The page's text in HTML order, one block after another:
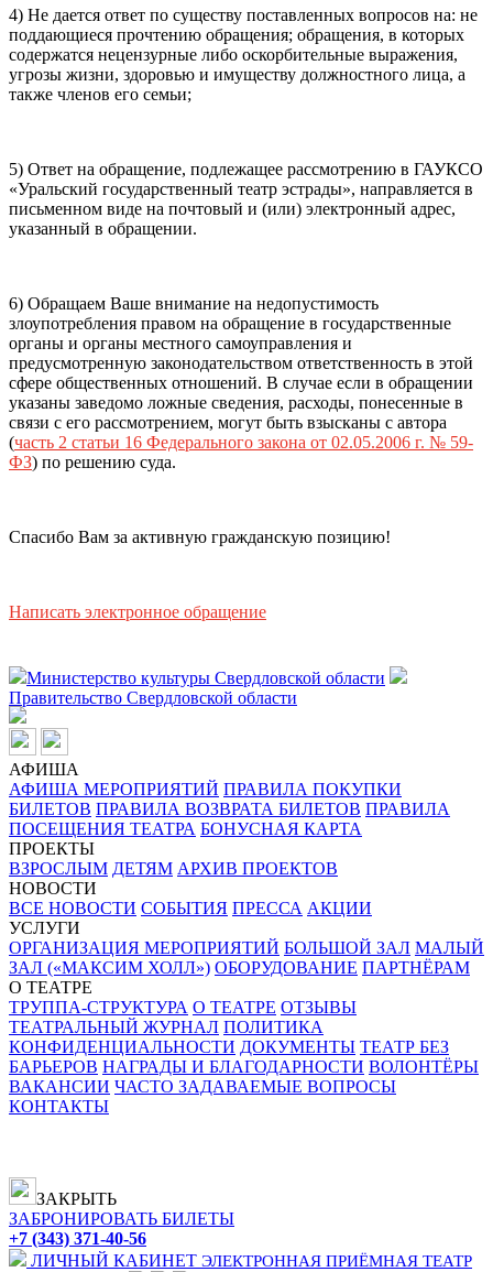
4) Не дается ответ по существу поставленных вопросов на: не
поддающиеся прочтению обращения; обращения, в которых
содержатся нецензурные либо оскорбительные выражения,
угрозы жизни, здоровью и имуществу должностного лица, а
также членов его семьи;
5) Ответ на обращение, подлежащее рассмотрению в ГАУКСО
«Уральский государственный театр эстрады», направляется в
письменном виде на почтовый и (или) электронный адрес,
указанный в обращении.
6) Обращаем Ваше внимание на недопустимость
злоупотребления правом на обращение в государственные
органы и органы местного самоуправления и
предусмотренную законодательством ответственность в этой
сфере общественных отношений. В случае если в обращении
указаны заведомо ложные сведения, расходы, понесенные в
связи с его рассмотрением, могут быть взысканы с автора
(часть 2 статьи 16 Федерального закона от 02.05.2006 г. № 59-
ФЗ) по решению суда.
Спасибо Вам за активную гражданскую позицию!
Написать электронное обращение
Министерство культуры Свердловской области
Правительство Свердловской области
АФИША
АФИША МЕРОПРИЯТИЙ ПРАВИЛА ПОКУПКИ
БИЛЕТОВ ПРАВИЛА ВОЗВРАТА БИЛЕТОВ ПРАВИЛА
ПОСЕЩЕНИЯ ТЕАТРА БОНУСНАЯ КАРТА
ПРОЕКТЫ
ВЗРОСЛЫМ ДЕТЯМ АРХИВ ПРОЕКТОВ
НОВОСТИ
ВСЕ НОВОСТИ СОБЫТИЯ ПРЕССА АКЦИИ
УСЛУГИ
ОРГАНИЗАЦИЯ МЕРОПРИЯТИЙ БОЛЬШОЙ ЗАЛ МАЛЫЙ
ЗАЛ («МАКСИМ ХОЛЛ») ОБОРУДОВАНИЕ ПАРТНЁРАМ
О ТЕАТРЕ
ТРУППА-СТРУКТУРА О ТЕАТРЕ ОТЗЫВЫ
ТЕАТРАЛЬНЫЙ ЖУРНАЛ ПОЛИТИКА
КОНФИДЕНЦИАЛЬНОСТИ ДОКУМЕНТЫ ТЕАТР БЕЗ
БАРЬЕРОВ НАГРАДЫ И БЛАГОДАРНОСТИ ВОЛОНТЁРЫ
ВАКАНСИИ ЧАСТО ЗАДАВАЕМЫЕ ВОПРОСЫ
КОНТАКТЫ
ЗАКРЫТЬ
ЗАБРОНИРОВАТЬ БИЛЕТЫ
+7 (343) 371-40-56
ЛИЧНЫЙ КАБИНЕТ ЭЛЕКТРОННАЯ ПРИЁМНАЯ ТЕАТР